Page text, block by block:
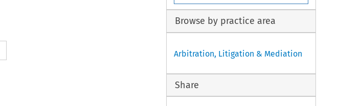
Browse by practice area
Arbitration, Litigation & Mediation
Share